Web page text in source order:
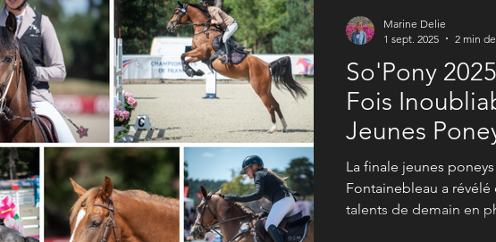
So'Pony
Fois
Jeunes
!
La finale jeunes
Fontainebleau a révélé
talents de demain en
Marine Delie
1 sept. 2025
2 min